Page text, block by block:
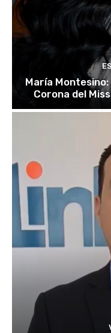
María
Corona del